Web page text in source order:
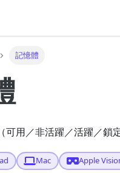
記憶體
可用／非活躍／活躍／鎖
Mac Apple